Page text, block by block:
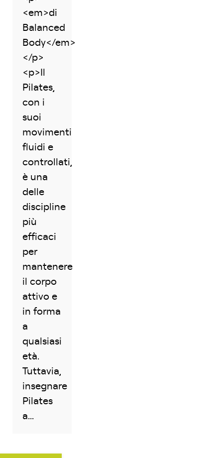
<em>di
Balanced
Body</em>
</p>
<p>Il
Pilates,
con i
suoi
movimenti
fluidi e
controllati,
è una
delle
discipline
più
efficaci
per
mantenere
il corpo
attivo e
in forma
a
qualsiasi
età.
Tuttavia,
insegnare
Pilates
a...